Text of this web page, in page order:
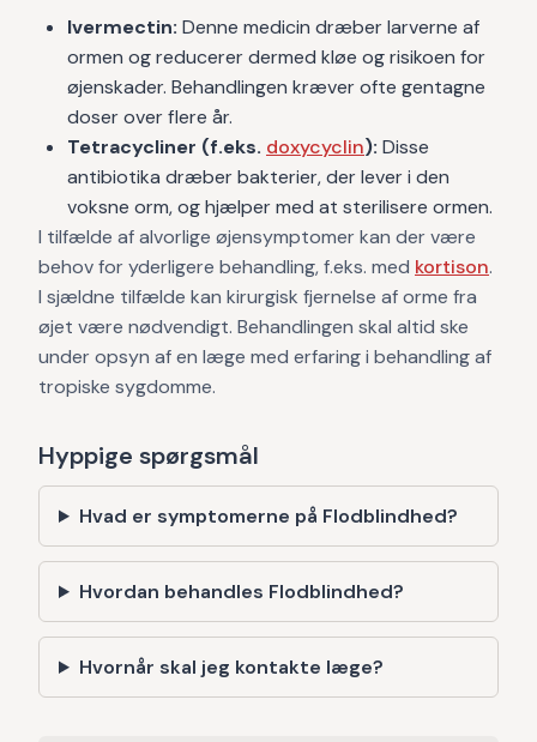
Ivermectin: Denne medicin dræber larverne af
ormen og reducerer dermed kløe og risikoen for
øjenskader. Behandlingen kræver ofte gentagne
doser over flere år.
Tetracycliner (f.eks. doxycyclin): Disse
antibiotika dræber bakterier, der lever i den
voksne orm, og hjælper med at sterilisere ormen.
I tilfælde af alvorlige øjensymptomer kan der være
behov for yderligere behandling, f.eks. med kortison.
I sjældne tilfælde kan kirurgisk fjernelse af orme fra
øjet være nødvendigt. Behandlingen skal altid ske
under opsyn af en læge med erfaring i behandling af
tropiske sygdomme.
Hyppige spørgsmål
Hvad er symptomerne på Flodblindhed?
Hvordan behandles Flodblindhed?
Hvornår skal jeg kontakte læge?